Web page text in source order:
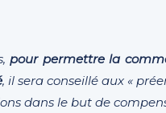
pour permettre la
, il sera conseillé aux «
dans le but de